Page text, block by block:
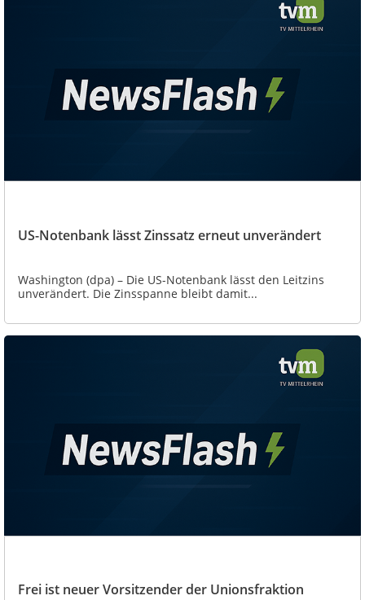
US-Notenbank lässt Zinssatz erneut unverändert
Washington (dpa) – Die US-Notenbank lässt den Leitzins
unverändert. Die Zinsspanne bleibt damit...
Frei ist neuer Vorsitzender der Unionsfraktion